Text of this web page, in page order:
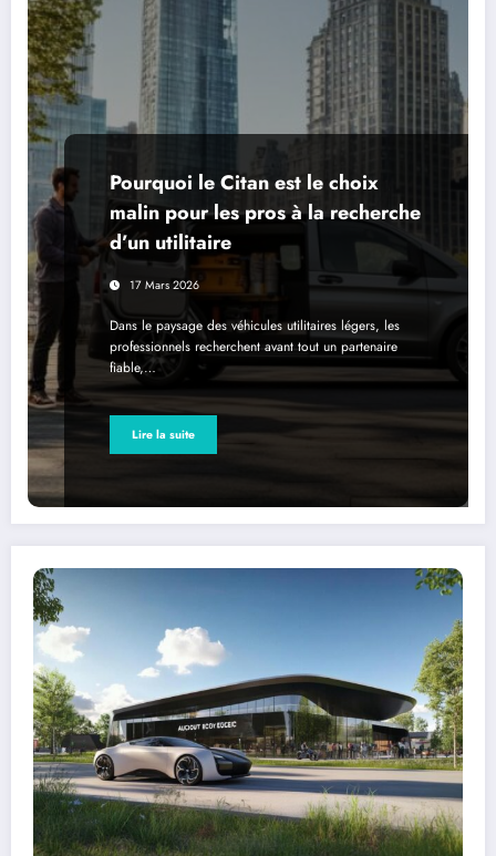
Pourquoi le Citan est le choix
malin pour les pros à la recherche
d’un utilitaire
17 Mars 2026
Dans le paysage des véhicules utilitaires légers, les
professionnels recherchent avant tout un partenaire
fiable,…
Lire la suite